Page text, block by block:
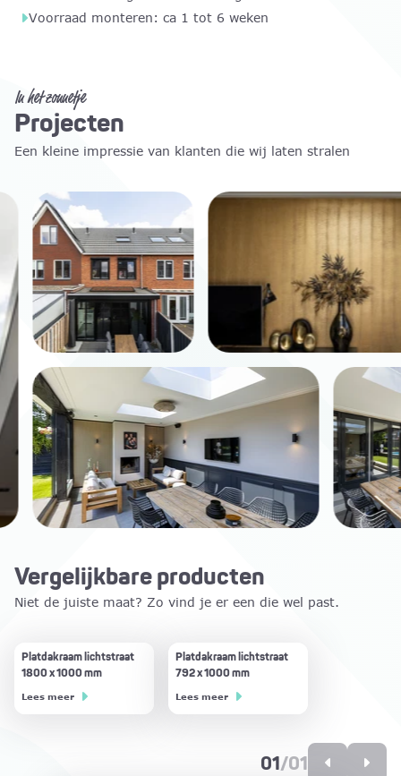
Je kunt jouw Platdakraam zelf afhalen of eenvoudig laten
met oog voor elk detail.
Voorraad monteren: ca 1 tot 6 weken
In het zonnetje
Projecten
Een kleine impressie van klanten die wij laten stralen
Vergelijkbare producten
Niet de juiste maat? Zo vind je er een die wel past.
Platdakraam lichtstraat
1800 x 1000 mm
Lees meer
Platdakraam lichtstraat
792 x 1000 mm
Lees meer
01/01